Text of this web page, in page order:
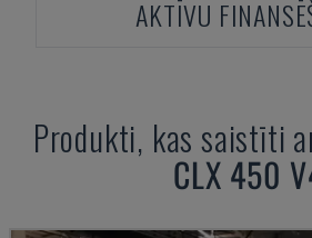
AKTĪVU
Produkti, kas saistīti
CLX 450